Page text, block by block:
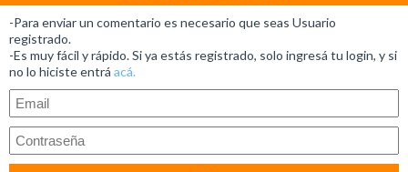
bien con esta película porque él está muy bien y la
trama ofrece un thriller con buenas dosis de humor.
No es un film que requiera de un riguroso análisis
intelectual.
La película presenta una historia de policías y ladrones
habilidosos, donde se destacan en roles secundarios
Paul Bettany y Timothy Dalton, principalmente, más
-Para enviar un comentario es necesario que seas Usuario
registrado.
-Es muy fácil y rápido. Si ya estás registrado, solo ingresá tu login, y si
no lo hiciste entrá acá.